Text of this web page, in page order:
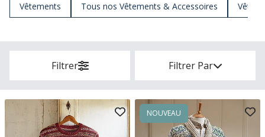
Vêtements Tous nos Vêtements & Accessoires
Filtrer Filtrer Par
NOUVEAU